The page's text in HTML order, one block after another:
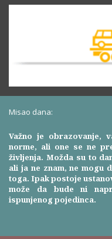
Misao dana:
Važno je obrazovanje,
norme, ali one se ne
življenja. Možda su to
ali ja ne znam, ne mogu
toga. Ipak postoje
može da bude ni
ispunjenog pojedinca.